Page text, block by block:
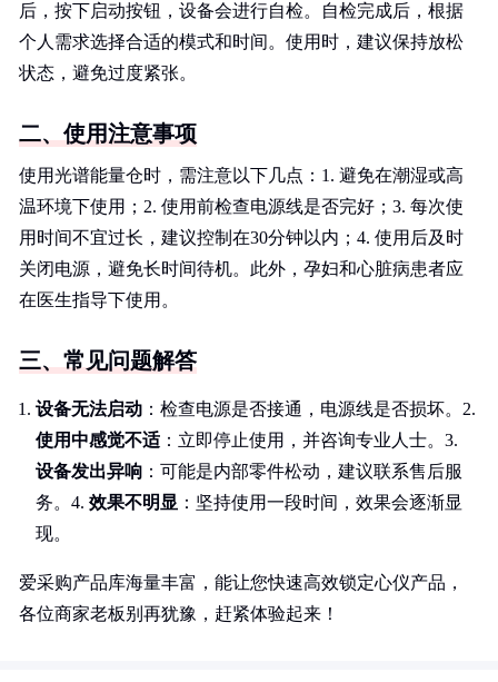
后，按下启动按钮，设备会进行自检。自检完成后，根据
个人需求选择合适的模式和时间。使用时，建议保持放松
状态，避免过度紧张。
二、使用注意事项
使用光谱能量仓时，需注意以下几点：1. 避免在潮湿或高
温环境下使用；2. 使用前检查电源线是否完好；3. 每次使
用时间不宜过长，建议控制在30分钟以内；4. 使用后及时
关闭电源，避免长时间待机。此外，孕妇和心脏病患者应
在医生指导下使用。
三、常见问题解答
设备无法启动 ：检查电源是否接通，电源线是否损坏。2.
使用中感觉不适 ：立即停止使用，并咨询专业人士。3.
设备发出异响 ：可能是内部零件松动，建议联系售后服
务。4. 效果不明显 ：坚持使用一段时间，效果会逐渐显
现。
爱采购产品库海量丰富，能让您快速高效锁定心仪产品，
各位商家老板别再犹豫，赶紧体验起来！